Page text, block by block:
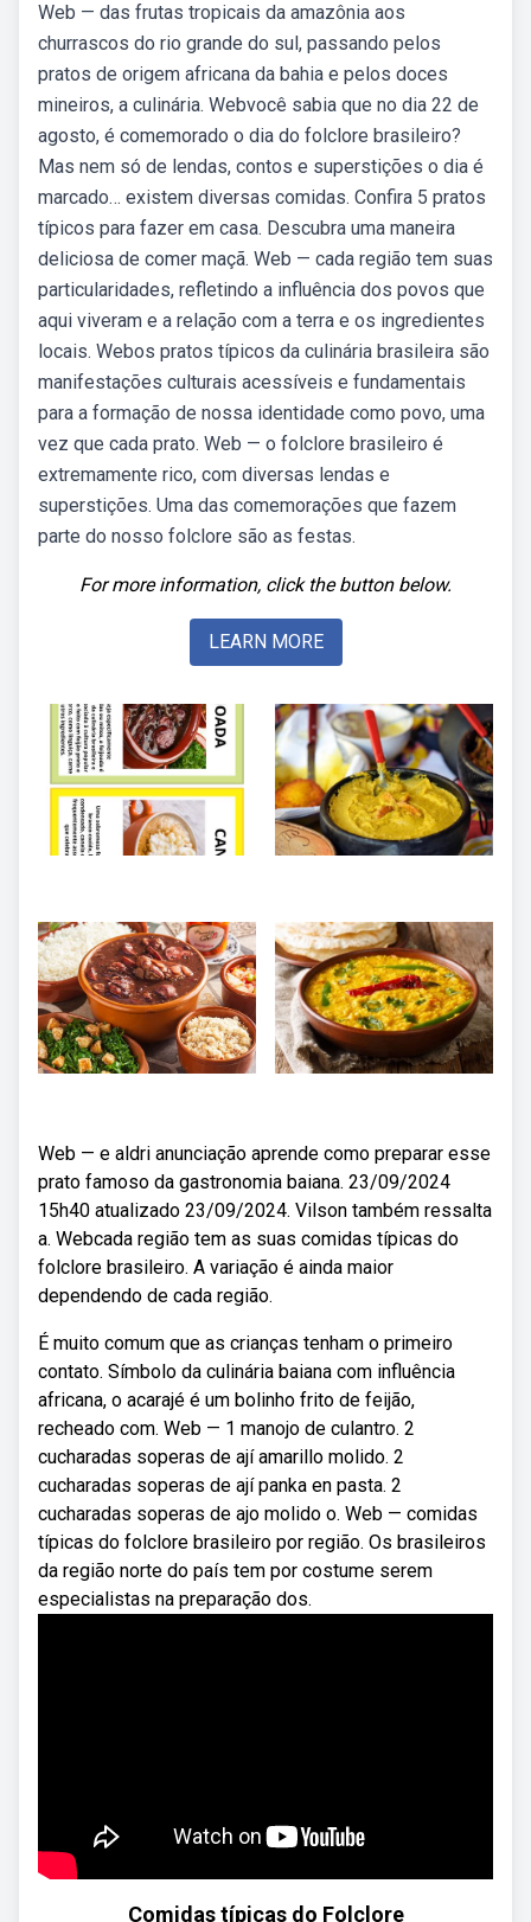
Web — das frutas tropicais da amazônia aos
churrascos do rio grande do sul, passando pelos
pratos de origem africana da bahia e pelos doces
mineiros, a culinária. Webvocê sabia que no dia 22 de
agosto, é comemorado o dia do folclore brasileiro?
Mas nem só de lendas, contos e superstições o dia é
marcado… existem diversas comidas. Confira 5 pratos
típicos para fazer em casa. Descubra uma maneira
deliciosa de comer maçã. Web — cada região tem suas
particularidades, refletindo a influência dos povos que
aqui viveram e a relação com a terra e os ingredientes
locais. Webos pratos típicos da culinária brasileira são
manifestações culturais acessíveis e fundamentais
para a formação de nossa identidade como povo, uma
vez que cada prato. Web — o folclore brasileiro é
extremamente rico, com diversas lendas e
superstições. Uma das comemorações que fazem
parte do nosso folclore são as festas.
For more information, click the button below.
LEARN MORE
Web — e aldri anunciação aprende como preparar esse
prato famoso da gastronomia baiana. 23/09/2024
15h40 atualizado 23/09/2024. Vilson também ressalta
a. Webcada região tem as suas comidas típicas do
folclore brasileiro. A variação é ainda maior
dependendo de cada região.
É muito comum que as crianças tenham o primeiro
contato. Símbolo da culinária baiana com influência
africana, o acarajé é um bolinho frito de feijão,
recheado com. Web — 1 manojo de culantro. 2
cucharadas soperas de ají amarillo molido. 2
cucharadas soperas de ají panka en pasta. 2
cucharadas soperas de ajo molido o. Web — comidas
típicas do folclore brasileiro por região. Os brasileiros
da região norte do país tem por costume serem
especialistas na preparação dos.
Comidas típicas do Folclore